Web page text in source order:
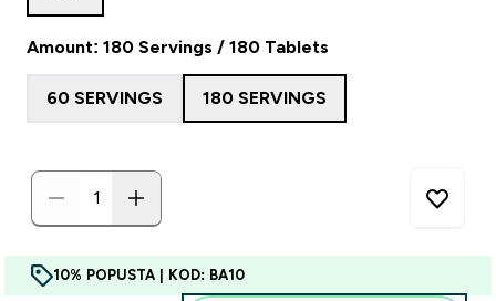
Amount: 180 Servings / 180 Tablets
60 SERVINGS 180 SERVINGS
10% POPUSTA | KOD: BA10